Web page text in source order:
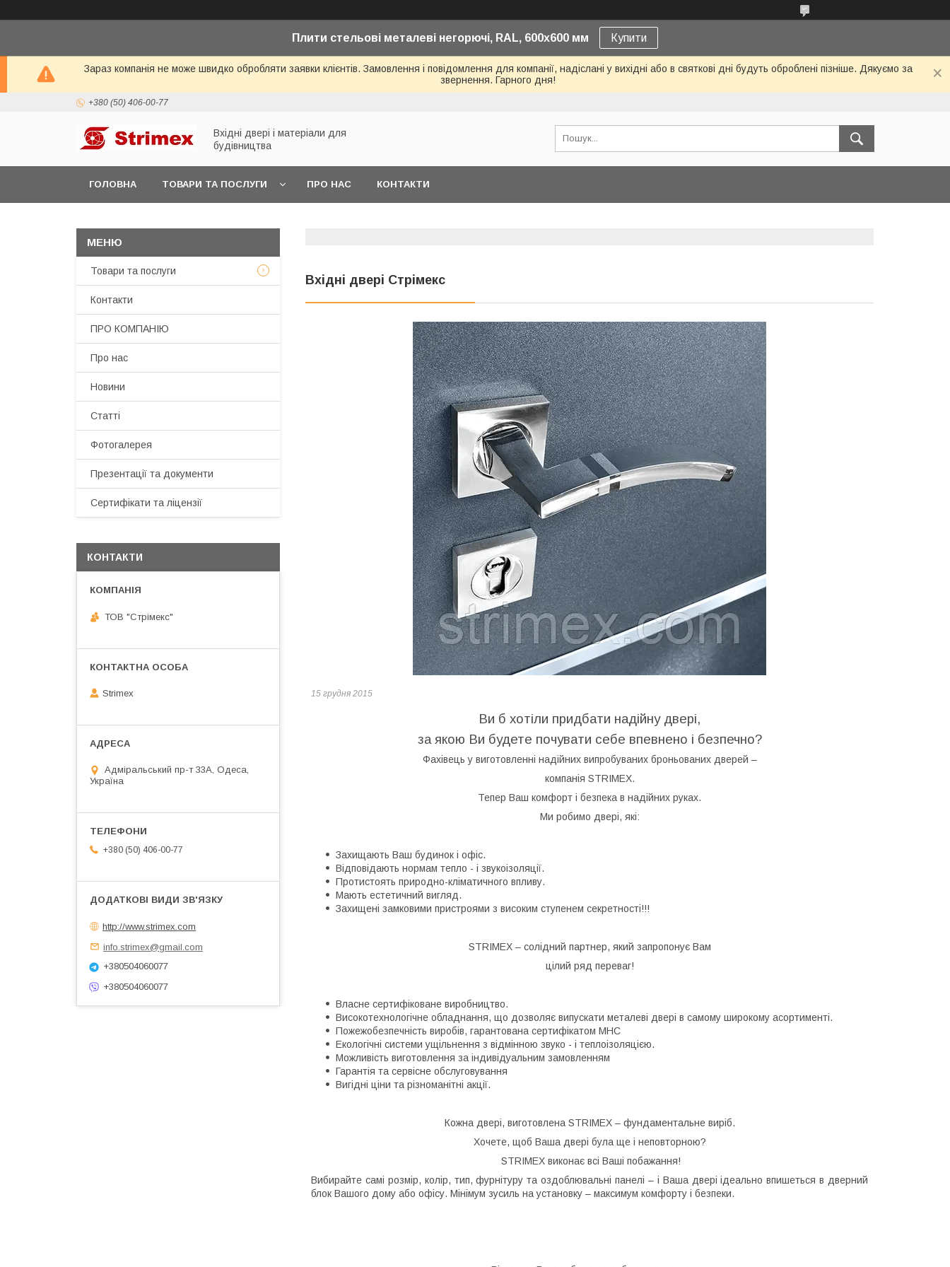
Плити стельові металеві негорючі, RAL, 600х600 мм Купити
Зараз компанія не може швидко обробляти заявки клієнтів. Замовлення і повідомлення для компанії, надіслані у вихідні або в святкові дні будуть оброблені пізніше. Дякуємо за
звернення. Гарного дня!
+380 (50) 406-00-77
Вхідні двері і матеріали для
будівництва
ГОЛОВНА ТОВАРИ ТА ПОСЛУГИ ПРО НАС КОНТАКТИ
Вхідні двері Стрімекс
15 грудня 2015
Ви б хотіли придбати надійну двері,
за якою Ви будете почувати себе впевнено і безпечно?
Фахівець у виготовленні надійних випробуваних броньованих дверей –
компанія STRIMEX.
Тепер Ваш комфорт і безпека в надійних руках.
Ми робимо двері, які:
Захищають Ваш будинок і офіс.
Відповідають нормам тепло - і звукоізоляції.
Протистоять природно-кліматичного впливу.
Мають естетичний вигляд.
Захищені замковими пристроями з високим ступенем секретності!!!
STRIMEX– солідний партнер, який запропонує Вам
цілий ряд переваг!
Власне сертифіковане виробництво.
Високотехнологічне обладнання, що дозволяє випускати металеві двері в самому широкому асортименті.
Пожежобезпечність виробів, гарантована сертифікатом МНС
Екологічні системи ущільнення з відмінною звуко - і теплоізоляцією.
Можливість виготовлення за індивідуальним замовленням
Гарантія та сервісне обслуговування
Вигідні ціни та різноманітні акції.
Кожна двері, виготовлена STRIMEX– фундаментальне виріб.
Хочете, щоб Ваша двері була ще і неповторною?
STRIMEX виконає всі Ваші побажання!
Вибирайте самі розмір, колір, тип, фурнітуру та оздоблювальні панелі – і Ваша двері ідеально впишеться в дверний
блок Вашого дому або офісу. Мінімум зусиль на установку – максимум комфорту і безпеки.
Товари та послуги
Контакти
ПРО КОМПАНІЮ
Про нас
Новини
Статті
Фотогалерея
Презентації та документи
Сертифікати та ліцензії
КОНТАКТИ
ТОВ "Стрімекс"
Strimex
Адміральський пр-т 33А, Одеса,
Україна
+380 (50) 406-00-77
http://www.strimex.com
info.strimex@gmail.com
+380504060077
+380504060077